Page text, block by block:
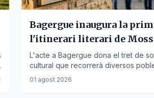
Bagergue inaugura la
l'itinerari literari de
Condò Sambeat
L'acte a Bagergue dona el tret de
cultural que recorrerà diversos
d'Aran per homenatjar l'autor.
01 agost 2026